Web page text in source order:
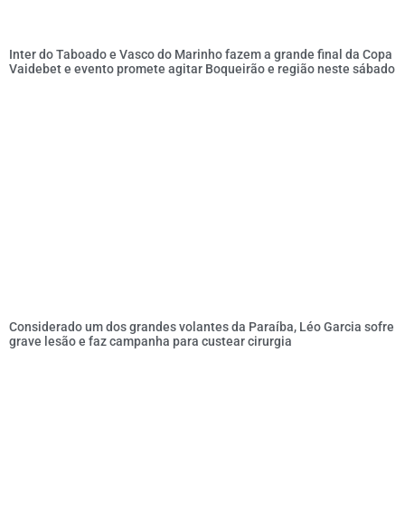
Inter do Taboado e Vasco do Marinho fazem a grande final da Copa
Vaidebet e evento promete agitar Boqueirão e região neste sábado
Considerado um dos grandes volantes da Paraíba, Léo Garcia sofre
grave lesão e faz campanha para custear cirurgia